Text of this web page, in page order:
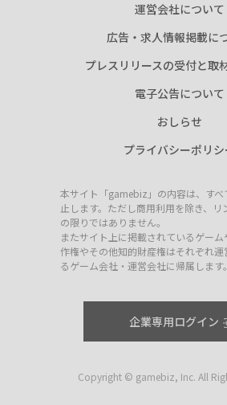
運営会社について
広告・求人情報掲載に
プレスリリースの受付と取
電子公告について
おしらせ
プライバシーポリシ
本サイト「gamebiz」の内容は、すべ
止します。ただし商用利用を除き、リ
の限りではありません。
またサイト上に掲載されているゲー
作権やその他知的財産権はそれぞれ
るゲーム会社・運営会社に帰属します。
企業専用ログイン
Copyright © gamebiz, Inc. All